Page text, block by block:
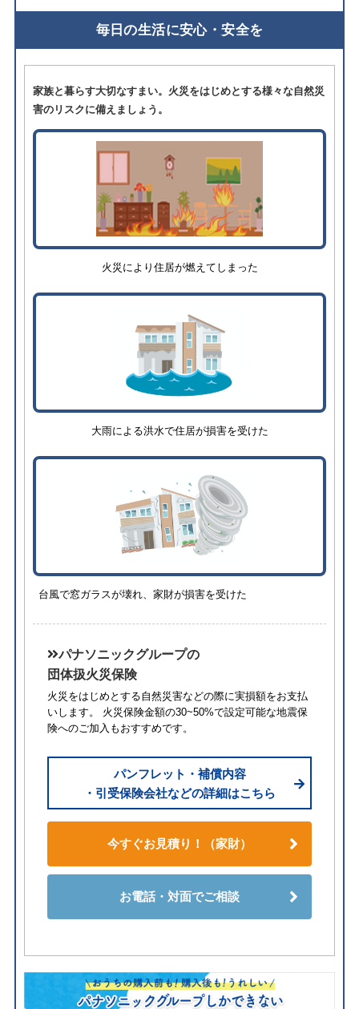
毎日の生活に安心・安全を
家族と暮らす大切なすまい。火災をはじめとする様々な自然災
害のリスクに備えましょう。
火災により住居が燃えてしまった
大雨による洪水で住居が損害を受けた
台風で窓ガラスが壊れ、家財が損害を受けた
パナソニックグループの
団体扱火災保険
火災をはじめとする自然災害などの際に実損額をお支払
いします。 火災保険金額の30~50%で設定可能な地震保
険へのご加入もおすすめです。
パンフレット・補償内容
・引受保険会社などの詳細はこちら
今すぐお見積り！（家財）
お電話・対面でご相談